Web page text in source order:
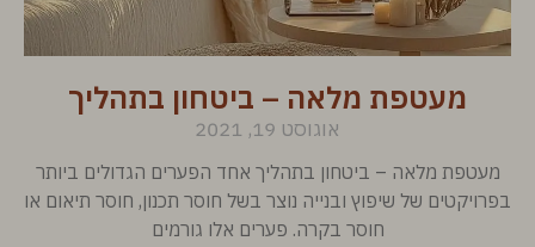
מעטפת מלאה – ביטחון בתהליך
אוגוסט 19, 2021
מעטפת מלאה – ביטחון בתהליך אחד הפערים הגדולים ביותר
בפרויקטים של שיפוץ ובנייה נוצר בשל חוסר תכנון, חוסר תיאום או
חוסר בקרה. פערים אלו גורמים